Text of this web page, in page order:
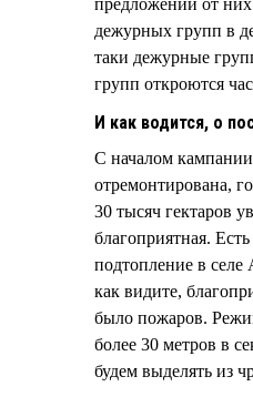
предложений от
дежурных групп в
таки дежурные
групп откроются
И как водится, о
С началом кампании
отремонтирована,
30 тысяч гектаров
благоприятная.
подтопление в
как видите,
было пожаров.
более 30 метров в
будем выделять из